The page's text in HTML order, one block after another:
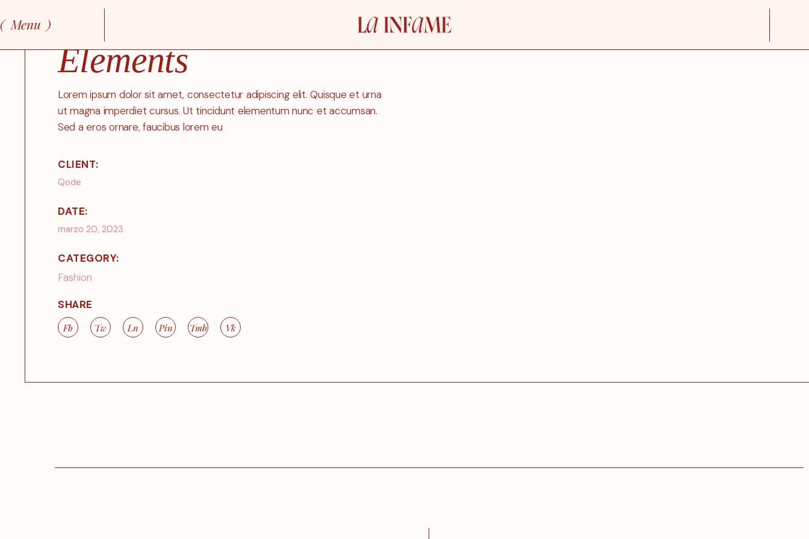
the
content
Menu
Elements
Lorem ipsum dolor sit amet, consectetur adipiscing elit. Quisque et urna
ut magna imperdiet cursus. Ut tincidunt elementum nunc et accumsan.
Sed a eros ornare, faucibus lorem eu
CLIENT:
Qode
DATE:
marzo 20, 2023
CATEGORY:
Fashion
SHARE
Fb
Tw Ln Pin Tmb Vk